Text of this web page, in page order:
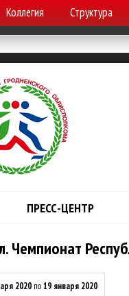
Коллегия Структура
ПРЕСС-ЦЕНТР
Чемпионат
2020 по19 января 2020